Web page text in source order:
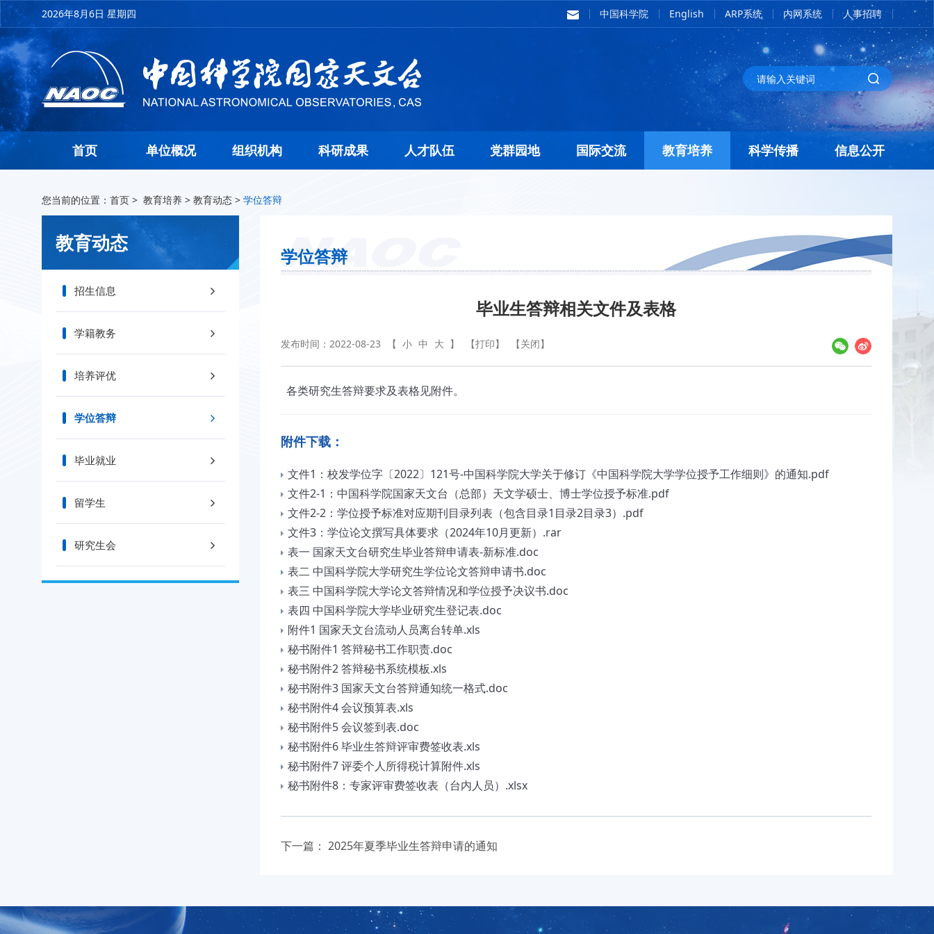
2026年8月6日 星期四 中国科学院 English ARP系统 内网系统 人事招聘
首页 单位概况 组织机构 科研成果 人才队伍 党群园地 国际交流 教育培养 科学传播 信息公开
您当前的位置： 首页 > 教育培养 > 教育动态 > 学位答辩
教育动态
招生信息
学籍教务
培养评优
学位答辩
毕业就业
留学生
研究生会
学位答辩
毕业生答辩相关文件及表格
发布时间：2022-08-23 【 小 中 大 】 【打印】 【关闭】
各类研究生答辩要求及表格见附件。
附件下载：
文件1：校发学位字〔2022〕121号-中国科学院大学关于修订《中国科学院大学学位授予工作细则》的通知.pdf
文件2-1：中国科学院国家天文台（总部）天文学硕士、博士学位授予标准.pdf
文件2-2：学位授予标准对应期刊目录列表（包含目录1目录2目录3）.pdf
文件3：学位论文撰写具体要求（2024年10月更新）.rar
表一 国家天文台研究生毕业答辩申请表-新标准.doc
表二 中国科学院大学研究生学位论文答辩申请书.doc
表三 中国科学院大学论文答辩情况和学位授予决议书.doc
表四 中国科学院大学毕业研究生登记表.doc
附件1 国家天文台流动人员离台转单.xls
秘书附件1 答辩秘书工作职责.doc
秘书附件2 答辩秘书系统模板.xls
秘书附件3 国家天文台答辩通知统一格式.doc
秘书附件4 会议预算表.xls
秘书附件5 会议签到表.doc
秘书附件6 毕业生答辩评审费签收表.xls
秘书附件7 评委个人所得税计算附件.xls
秘书附件8：专家评审费签收表（台内人员）.xlsx
下一篇： 2025年夏季毕业生答辩申请的通知